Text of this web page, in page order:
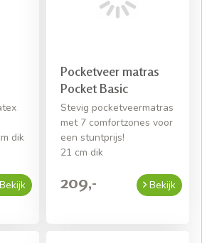
dik
Pocketveer matras
Pocket Basic
Stevig pocketveermatras
met 7 comfortzones voor
een stuntprijs!
21 cm dik
209,- Bekijk